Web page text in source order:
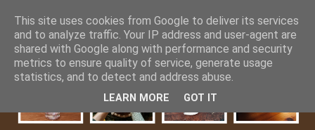
This site uses cookies from Google to deliver its services
and to analyze traffic. Your IP address and user-agent are
shared with Google along with performance and security
metrics to ensure quality of service, generate usage
statistics, and to detect and address abuse.
LEARN MORE GOT IT